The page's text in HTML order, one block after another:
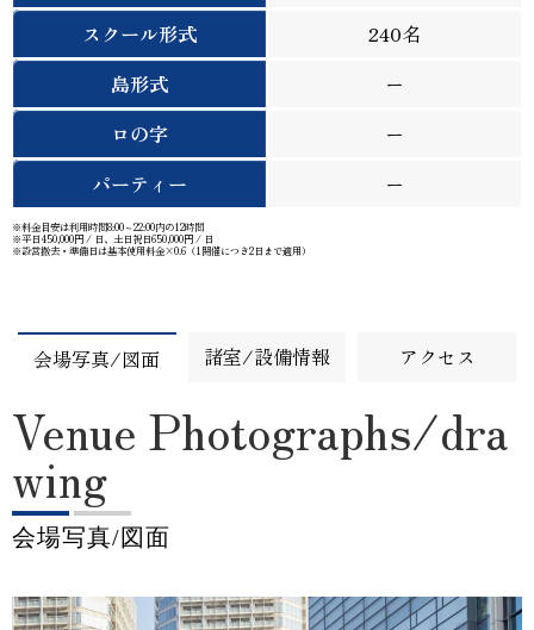
スクール形式
240名
島形式
ー
ロの字
ー
パーティー
ー
※料金目安は利用時間8:00～22:00内の12時間
※平日450,000円 / 日、 土日祝日650,000円 / 日
※設営撤去・準備日は基本使用料金×0.6（1開催につき2日まで適用）
会場写真/図面 諸室/設備情報 アクセス
Venue Photographs/dra
wing
会場写真/図面